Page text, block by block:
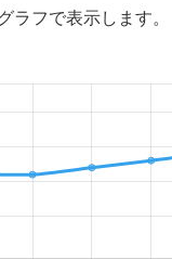
ラフで表示します。